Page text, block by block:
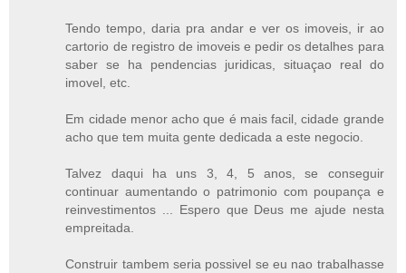
Tendo tempo, daria pra andar e ver os imoveis, ir ao
cartorio de registro de imoveis e pedir os detalhes para
saber se ha pendencias juridicas, situaçao real do
imovel, etc.
Em cidade menor acho que é mais facil, cidade grande
acho que tem muita gente dedicada a este negocio.
Talvez daqui ha uns 3, 4, 5 anos, se conseguir
continuar aumentando o patrimonio com poupança e
reinvestimentos ... Espero que Deus me ajude nesta
empreitada.
Construir tambem seria possivel se eu nao trabalhasse